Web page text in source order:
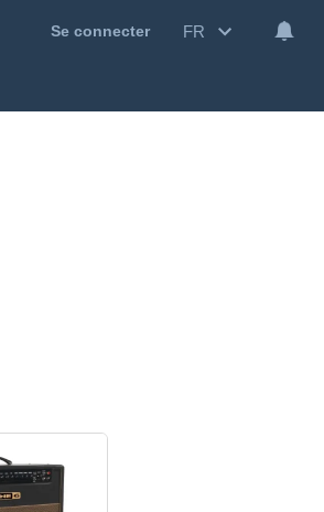
Se connecter FR